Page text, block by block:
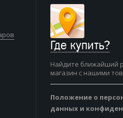
Где купить?
Найдите ближайший
магазин с нашими
Положение о
данных и